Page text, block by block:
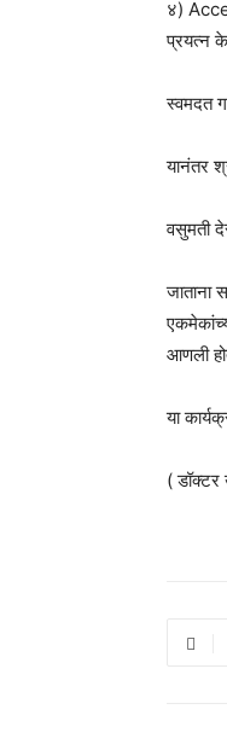
४)
प्रयत्न
स्वमदत
यानंतर
वसुमती
जाताना
आणली
या
( डॉक्टर